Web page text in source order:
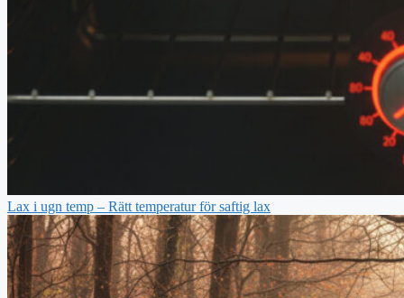
Lax i ugn temp – Rätt temperatur för saftig lax